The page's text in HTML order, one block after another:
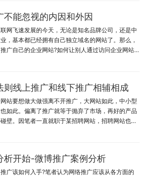
不能忽视的内因和外因
网飞速发展的今天，无论是知名品牌公司，还是中
，基本都已经拥有自己独立域名的网站了。那么，
广自己的企业网站?如何让别人通过访问企业网站
则线上推广和线下推广相辅相成
站要想做大做强离不开推广，大网站如此，中小型
如此。偏离了推广就等于抛弃了市场，再好的产品
壁。因笔者一直就职于某招聘网站，招聘网站也需
析开始-微博推广案例分析
广该如何入手?笔者认为网络推广应该从各方面的